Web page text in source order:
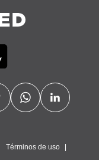
Términos de uso